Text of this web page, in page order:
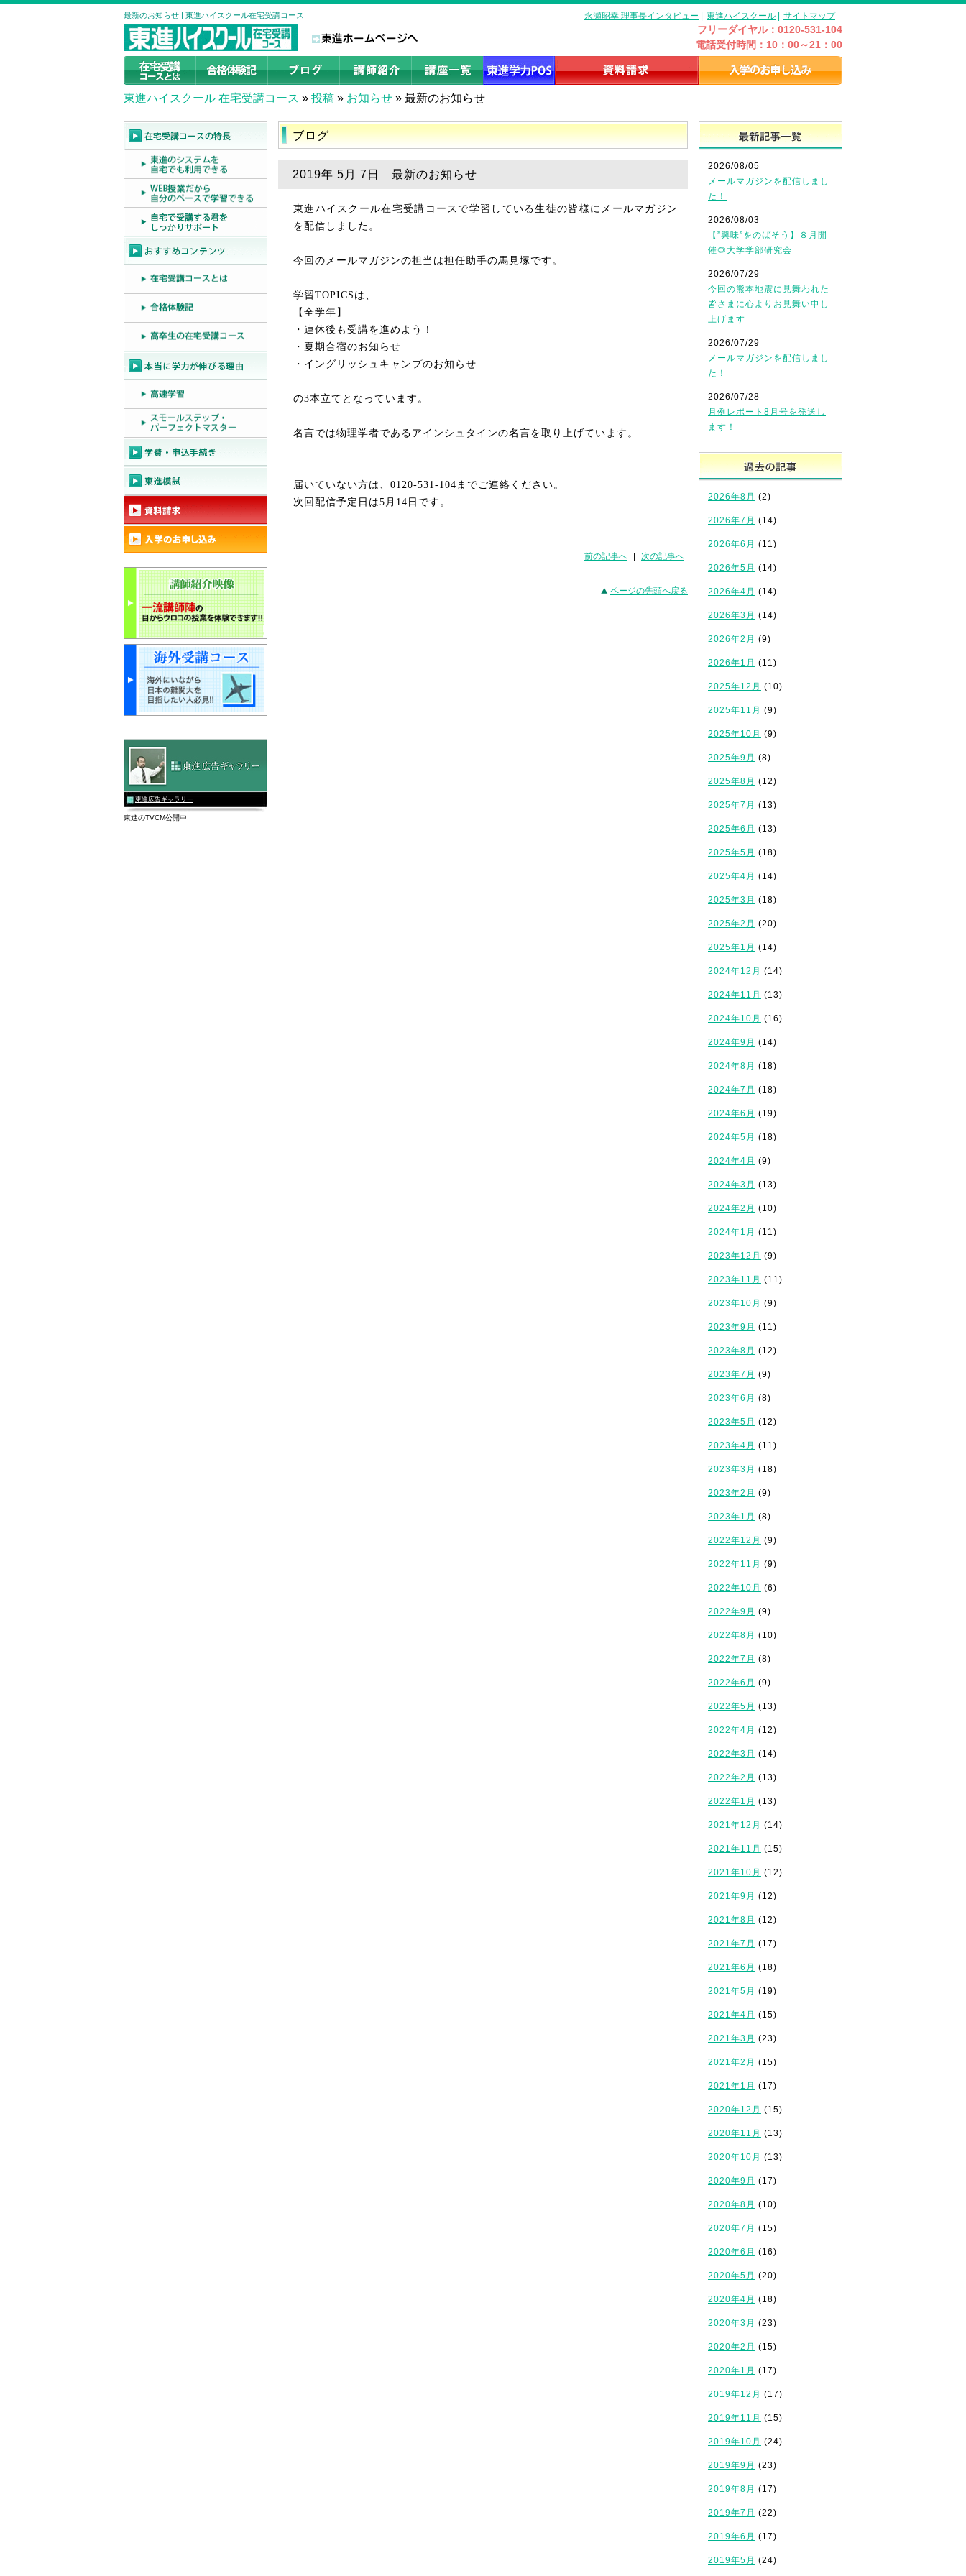
最新のお知らせ | 東進ハイスクール在宅受講コース 永瀬昭幸 理事長インタビュー 東進ハイスクール サイトマップ
フリーダイヤル：0120-531-104
電話受付時間：10：00～21：00
東進ハイスクール 在宅受講コース » 投稿 » お知らせ » 最新のお知らせ
ブログ
2019年 5月 7日 最新のお知らせ
東進ハイスクール在宅受講コースで学習している生徒の皆様にメールマガジン
を配信しました。
今回のメールマガジンの担当は担任助手の馬見塚です。
学習TOPICS は、
【全学年】
・連休後も受講を進めよう！
・夏期合宿のお知らせ
・イングリッシュキャンプのお知らせ
の3本立てとなっています。
名言では物理学者であるアインシュタインの名言を取り上げています。
届いていない方は、 0120-531-104 までご連絡ください。
次回配信予定日は5 月 14 日です。
前の記事へ 次の記事へ
ページの先頭へ戻る
2026/08/05
メールマガジンを配信しまし
た！
2026/08/03
【”興味”をのばそう】８月開
催🌻大学学部研究会
2026/07/29
今回の熊本地震に見舞われた
皆さまに心よりお見舞い申し
上げます
2026/07/29
メールマガジンを配信しまし
た！
2026/07/28
月例レポート8月号を発送し
ます！
2026年8月 (2)
2026年7月 (14)
2026年6月 (11)
2026年5月 (14)
2026年4月 (14)
2026年3月 (14)
2026年2月 (9)
2026年1月 (11)
2025年12月 (10)
2025年11月 (9)
2025年10月 (9)
2025年9月 (8)
2025年8月 (12)
2025年7月 (13)
2025年6月 (13)
2025年5月 (18)
2025年4月 (14)
2025年3月 (18)
2025年2月 (20)
2025年1月 (14)
2024年12月 (14)
2024年11月 (13)
2024年10月 (16)
2024年9月 (14)
2024年8月 (18)
2024年7月 (18)
2024年6月 (19)
2024年5月 (18)
2024年4月 (9)
2024年3月 (13)
2024年2月 (10)
2024年1月 (11)
2023年12月 (9)
2023年11月 (11)
2023年10月 (9)
2023年9月 (11)
2023年8月 (12)
2023年7月 (9)
2023年6月 (8)
2023年5月 (12)
2023年4月 (11)
2023年3月 (18)
2023年2月 (9)
2023年1月 (8)
2022年12月 (9)
2022年11月 (9)
2022年10月 (6)
2022年9月 (9)
2022年8月 (10)
2022年7月 (8)
2022年6月 (9)
2022年5月 (13)
2022年4月 (12)
2022年3月 (14)
2022年2月 (13)
2022年1月 (13)
2021年12月 (14)
2021年11月 (15)
2021年10月 (12)
2021年9月 (12)
2021年8月 (12)
2021年7月 (17)
2021年6月 (18)
2021年5月 (19)
2021年4月 (15)
2021年3月 (23)
2021年2月 (15)
2021年1月 (17)
2020年12月 (15)
2020年11月 (13)
2020年10月 (13)
2020年9月 (17)
2020年8月 (10)
2020年7月 (15)
2020年6月 (16)
2020年5月 (20)
2020年4月 (18)
2020年3月 (23)
2020年2月 (15)
2020年1月 (17)
2019年12月 (17)
2019年11月 (15)
2019年10月 (24)
2019年9月 (23)
2019年8月 (17)
2019年7月 (22)
2019年6月 (17)
2019年5月 (24)
東進広告ギャラリー
東進のTVCM公開中